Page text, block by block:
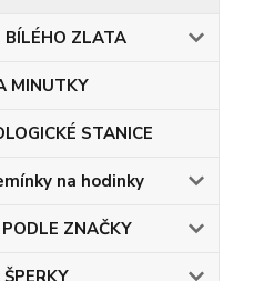
BÍLÉHO ZLATA
MINUTKY
STANICE
na hodinky
ZNAČKY